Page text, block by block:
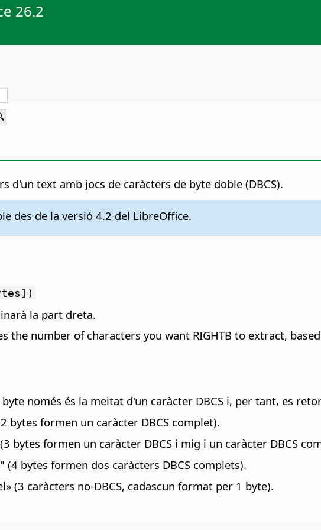
26.2
d'un text amb jocs de caràcters de byte doble (DBCS).
des de la versió 4.2 del LibreOffice.
la part dreta.
the number of characters you want RIGHTB to extract,
només és la meitat d'un caràcter DBCS i, per tant, es
bytes formen un caràcter DBCS complet).
bytes formen un caràcter DBCS i mig i un caràcter DBCS
(4 bytes formen dos caràcters DBCS complets).
(3 caràcters no-DBCS, cadascun format per 1 byte).